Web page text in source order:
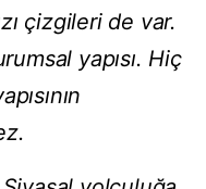
çizgileri de var.
yapısı. Hiç